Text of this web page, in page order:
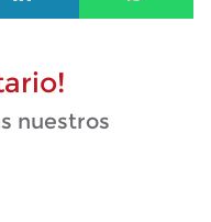
nuestros